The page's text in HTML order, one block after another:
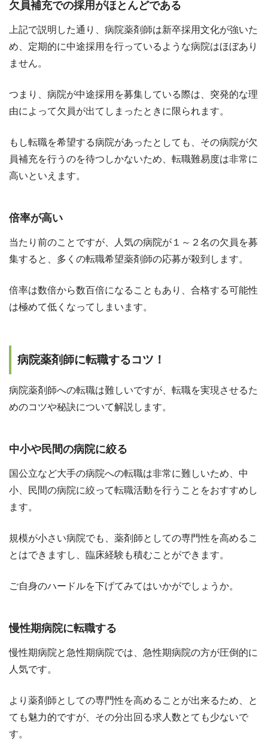
欠員補充での採用がほとんどである
上記で説明した通り、病院薬剤師は新卒採用文化が強いた
め、定期的に中途採用を行っているような病院はほぼあり
ません。
つまり、病院が中途採用を募集している際は、突発的な理
由によって欠員が出てしまったときに限られます。
もし転職を希望する病院があったとしても、その病院が欠
員補充を行うのを待つしかないため、転職難易度は非常に
高いといえます。
倍率が高い
当たり前のことですが、人気の病院が１～２名の欠員を募
集すると、多くの転職希望薬剤師の応募が殺到します。
倍率は数倍から数百倍になることもあり、合格する可能性
は極めて低くなってしまいます。
病院薬剤師に転職するコツ！
病院薬剤師への転職は難しいですが、転職を実現させるた
めのコツや秘訣について解説します。
中小や民間の病院に絞る
国公立など大手の病院への転職は非常に難しいため、中
小、民間の病院に絞って転職活動を行うことをおすすめし
ます。
規模が小さい病院でも、薬剤師としての専門性を高めるこ
とはできますし、臨床経験も積むことができます。
ご自身のハードルを下げてみてはいかがでしょうか。
慢性期病院に転職する
慢性期病院と急性期病院では、急性期病院の方が圧倒的に
人気です。
より薬剤師としての専門性を高めることが出来るため、と
ても魅力的ですが、その分出回る求人数とても少ないで
す。